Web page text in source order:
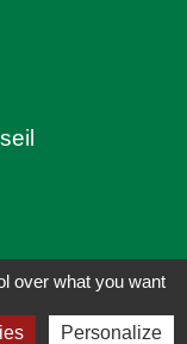
-
over what you want
Personalize